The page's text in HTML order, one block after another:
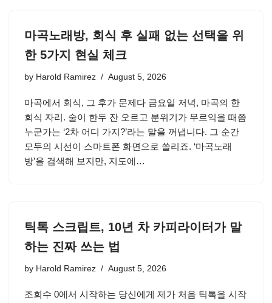
마곡노래방, 회식 후 실패 없는 선택을 위
한 5가지 현실 체크
by Harold Ramirez August 5, 2026
마곡에서 회식, 그 후가 문제다 금요일 저녁, 마곡의 한
회식 자리. 술이 한두 잔 오르고 분위기가 무르익을 때쯤
누군가는 ‘2차 어디 가지?’라는 말을 꺼냅니다. 그 순간
모두의 시선이 스마트폰 화면으로 쏠리죠. ‘마곡노래
방’을 검색해 보지만, 지도에…
틱톡 스크립트, 10년 차 카피라이터가 말
하는 진짜 쓰는 법
by Harold Ramirez August 5, 2026
조회수 0에서 시작하는 당신에게 제가 처음 틱톡을 시작